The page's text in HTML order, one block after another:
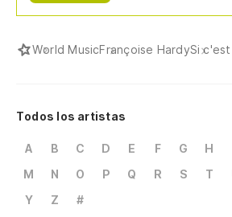
World MusicFrançoise HardySi
Todos los artistas
A B C D E F G H
M
N O P Q R S T
Y
Z #